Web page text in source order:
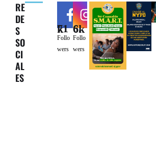
RE
DE
S
SO
CI
AL
ES
71k
Follo
wers
6.6k
Follo
wers